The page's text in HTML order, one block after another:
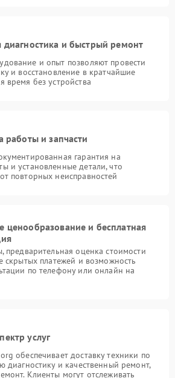
диагностика и быстрый ремонт
и опыт позволяют провести
и восстановление в кратчайшие
время без устройства
работы и запчасти
гарантия на
и установленные детали, что
повторных неисправностей
ценообразование и бесплатная
предварительная оценка стоимости
скрытых платежей и возможность
по телефону или онлайн на
услуг
обеспечивает доставку техники по
диагностику и качественный ремонт,
Клиенты могут отслеживать